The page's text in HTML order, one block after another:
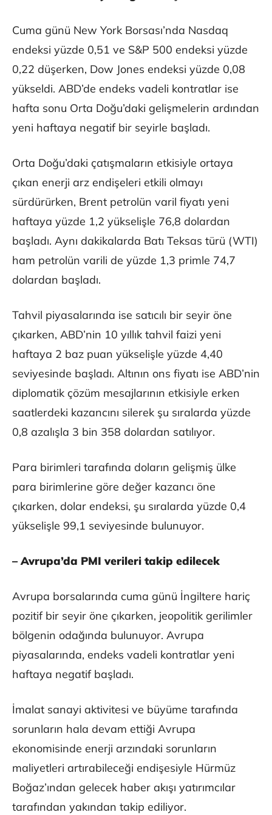
Cuma günü New York Borsası’nda Nasdaq
endeksi yüzde 0,51 ve S&P 500 endeksi yüzde
0,22 düşerken, Dow Jones endeksi yüzde 0,08
yükseldi. ABD’de endeks vadeli kontratlar ise
hafta sonu Orta Doğu’daki gelişmelerin ardından
yeni haftaya negatif bir seyirle başladı.
Orta Doğu’daki çatışmaların etkisiyle ortaya
çıkan enerji arz endişeleri etkili olmayı
sürdürürken, Brent petrolün varil fiyatı yeni
haftaya yüzde 1,2 yükselişle 76,8 dolardan
başladı. Aynı dakikalarda Batı Teksas türü (WTI)
ham petrolün varili de yüzde 1,3 primle 74,7
dolardan başladı.
Tahvil piyasalarında ise satıcılı bir seyir öne
çıkarken, ABD’nin 10 yıllık tahvil faizi yeni
haftaya 2 baz puan yükselişle yüzde 4,40
seviyesinde başladı. Altının ons fiyatı ise ABD’nin
diplomatik çözüm mesajlarının etkisiyle erken
saatlerdeki kazancını silerek şu sıralarda yüzde
0,8 azalışla 3 bin 358 dolardan satılıyor.
Para birimleri tarafında doların gelişmiş ülke
para birimlerine göre değer kazancı öne
çıkarken, dolar endeksi, şu sıralarda yüzde 0,4
yükselişle 99,1 seviyesinde bulunuyor.
– Avrupa’da PMI verileri takip edilecek
Avrupa borsalarında cuma günü İngiltere hariç
pozitif bir seyir öne çıkarken, jeopolitik gerilimler
bölgenin odağında bulunuyor. Avrupa
piyasalarında, endeks vadeli kontratlar yeni
haftaya negatif başladı.
İmalat sanayi aktivitesi ve büyüme tarafında
sorunların hala devam ettiği Avrupa
ekonomisinde enerji arzındaki sorunların
maliyetleri artırabileceği endişesiyle Hürmüz
Boğaz’ından gelecek haber akışı yatırımcılar
tarafından yakından takip ediliyor.